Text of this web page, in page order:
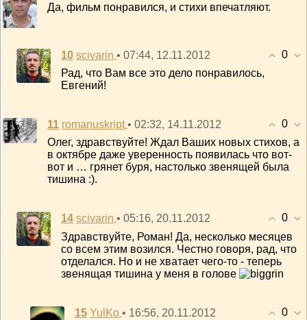
Да, фильм понравился, и стихи впечатляют.
0
10 scivarin • 07:44, 12.11.2012
Рад, что Вам все это дело понравилось,
Евгений!
0
11 romanuskript • 02:32, 14.11.2012
Олег, здравствуйте! Ждал Ваших новых стихов, а
в октябре даже уверенность появилась что вот-
вот и … грянет буря, настолько звенящей была
тишина :).
0
14 scivarin • 05:16, 20.11.2012
Здравствуйте, Роман! Да, несколько месяцев
со всем этим возился. Честно говоря, рад, что
отделался. Но и не хватает чего-то - теперь
звенящая тишина у меня в голове
0
15 YulKo • 16:56, 20.11.2012